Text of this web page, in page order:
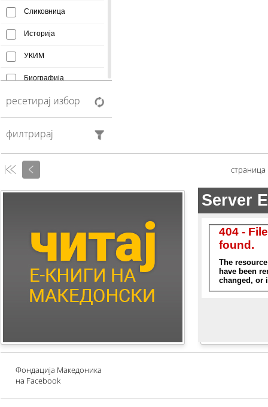
Сликовница
Историја
УКИМ
Биографија
Афоризми
Манускрипт
Антологија
Колумни
Children's Literature
Млади автори
Е-книги за едукација
против зависности и
ресетирај избор
филтрирај
страница
Фондација Македоника
на Facebook